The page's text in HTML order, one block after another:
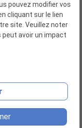
pouvez modifier vos
cliquant sur le lien
site. Veuillez noter
avoir un impact